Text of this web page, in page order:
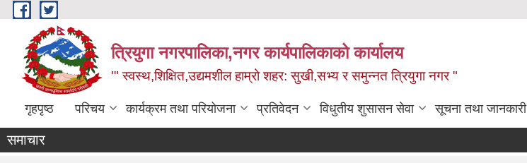
Skip to main content
त्रियुगा नगरपालिका,नगर कार्यपालिकाको कार्यालय
'" स्वस्थ,शिक्षित,उद्यमशील हाम्रो शहर: सुखी,सभ्य र समुन्नत त्रियुगा नगर "
गृहपृष्ठ परिचय कार्यक्रम तथा परियोजना प्रतिवेदन विधुतीय शुसासन सेवा सूचना तथा जानकारी
समाचार